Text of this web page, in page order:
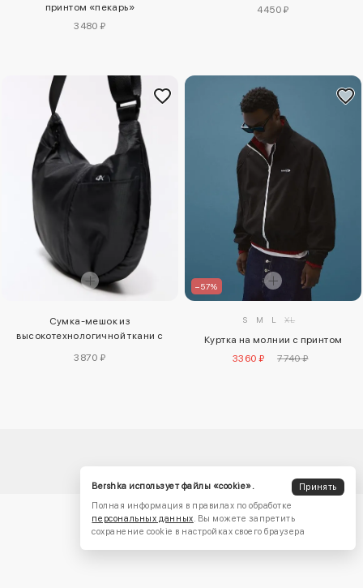
принтом «пекарь»
3480 ₽
4450 ₽
Сумка-мешок из
высокотехнологичной ткани с
3870 ₽
–57%
S M L XL
Куртка на молнии с принтом
3360 ₽
7740 ₽
Bershka использует файлы «cookie».
Принять
Полная информация в правилах по обработке
персональных данных . Вы можете запретить
сохранение cookie в настройках своего браузера